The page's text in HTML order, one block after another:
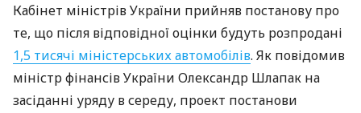
Кабінет міністрів України прийняв постанову про
те, що після відповідної оцінки будуть розпродані
1,5 тисячі міністерських автомобілів. Як повідомив
міністр фінансів України Олександр Шлапак на
засіданні уряду в середу, проект постанови